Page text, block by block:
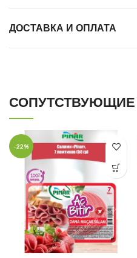
ДОСТАВКА И ОПЛАТА
-22%